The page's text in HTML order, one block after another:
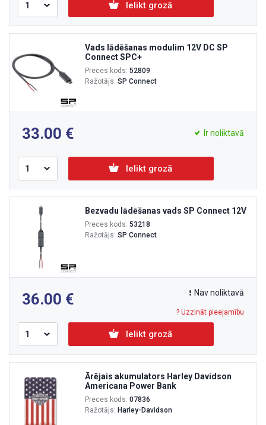
Ielikt grozā
Vads lādēšanas modulim 12V DC SP
Connect SPC+
Preces kods: 52809
Ražotājs: SP Connect
33.00 Ir noliktavā
Ielikt grozā
Bezvadu lādēšanas vads SP Connect 12V
Preces kods: 53218
Ražotājs: SP Connect
36.00 Nav noliktavā
? Uzzināt pieejamību
Ielikt grozā
Ārējais akumulators Harley Davidson
Americana Power Bank
Preces kods: 07836
Ražotājs: Harley-Davidson